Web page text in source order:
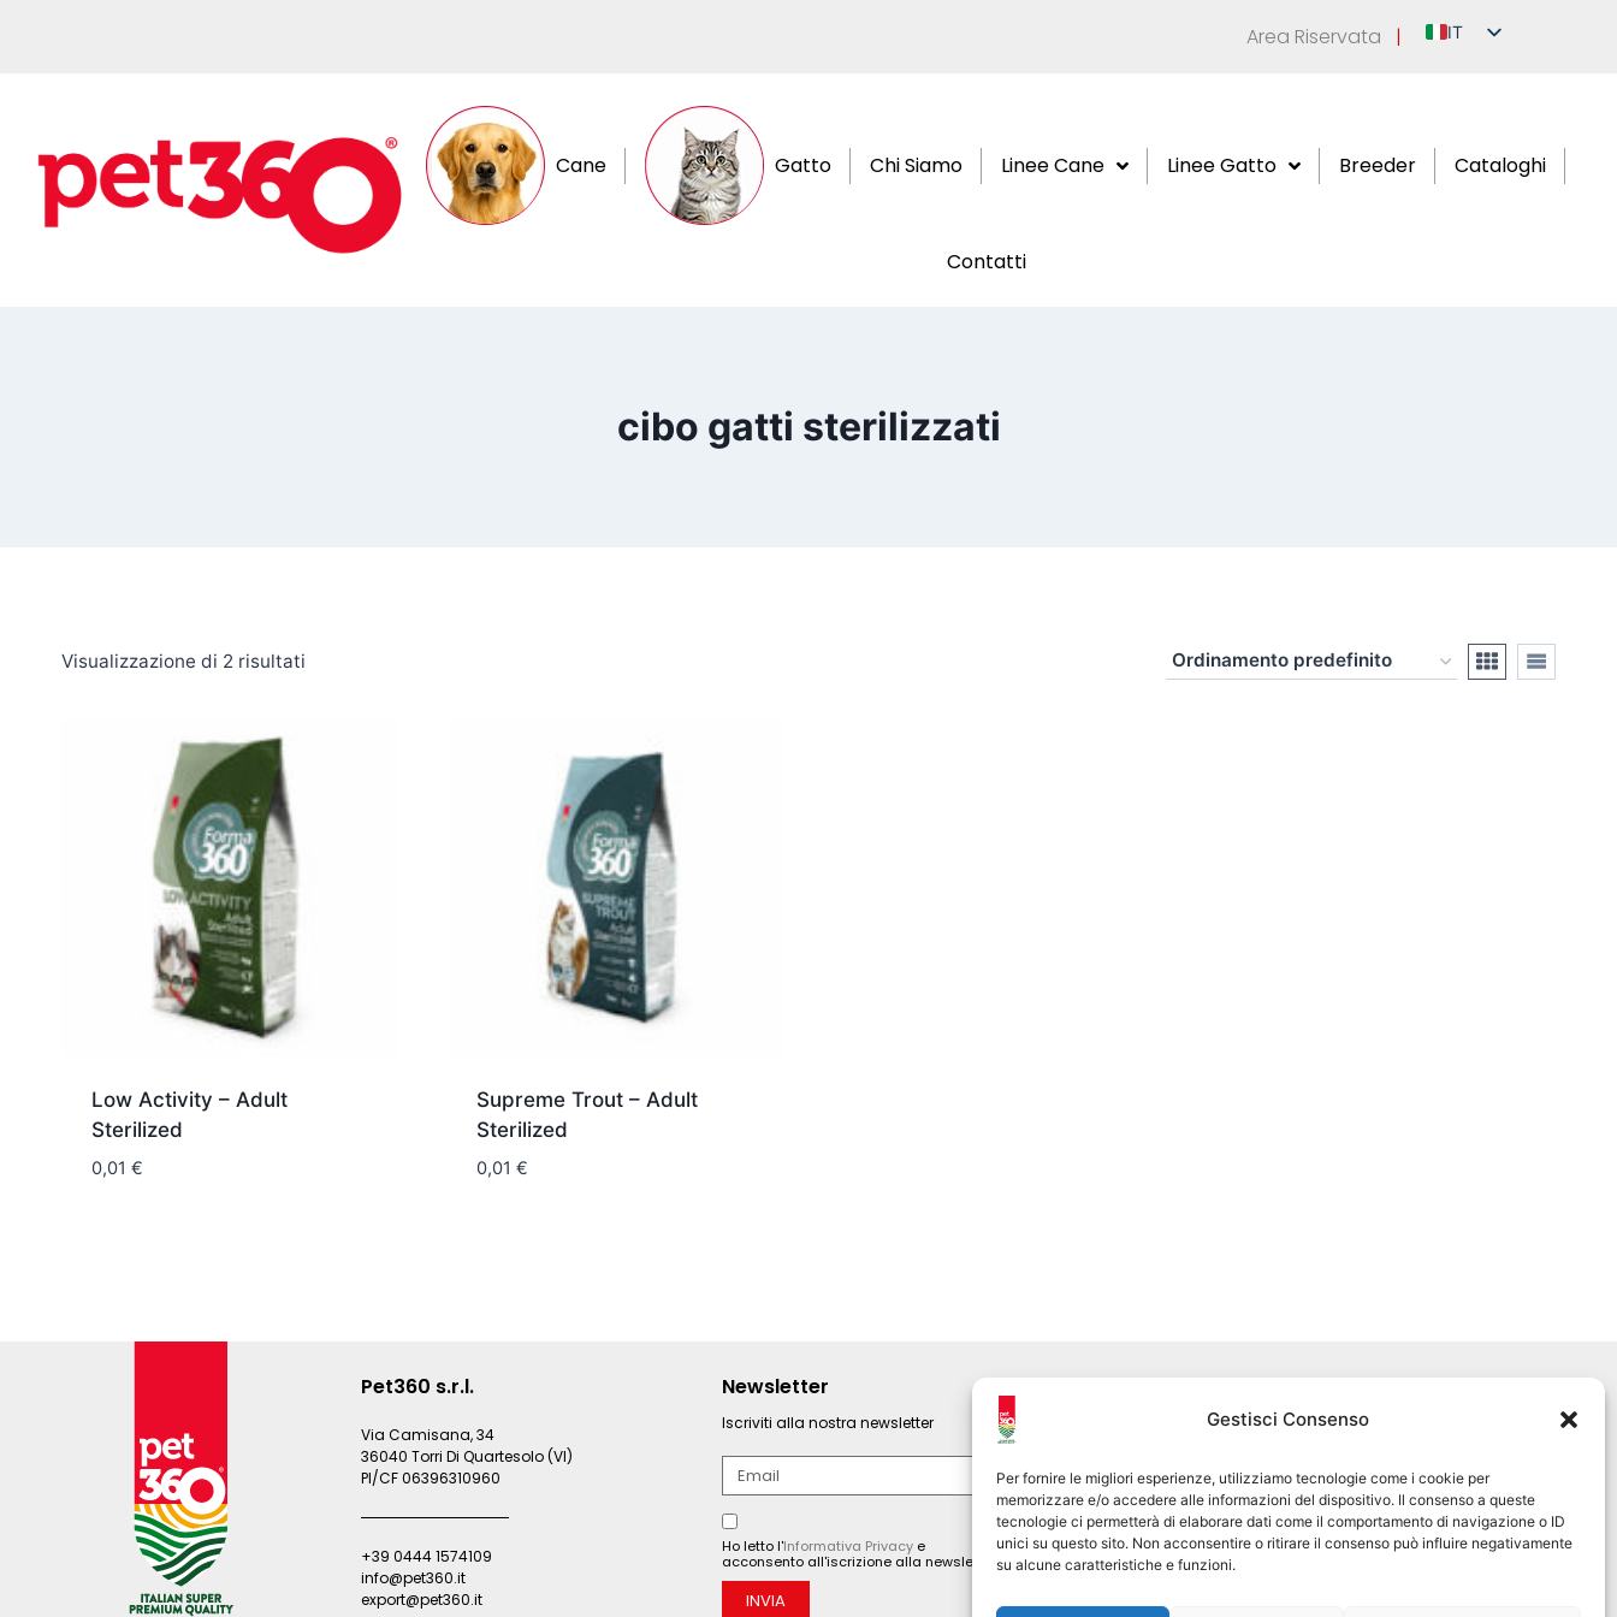
Gestisci Consenso
Per fornire le migliori esperienze, utilizziamo tecnologie come i cookie per
memorizzare e/o accedere alle informazioni del dispositivo. Il consenso a queste
tecnologie ci permetterà di elaborare dati come il comportamento di navigazione o ID
unici su questo sito. Non acconsentire o ritirare il consenso può influire negativamente
su alcune caratteristiche e funzioni.
Area Riservata |
IT
Cane Gatto Chi Siamo Linee Cane Linee Gatto Breeder Cataloghi
Contatti
cibo gatti sterilizzati
Visualizzazione di 2 risultati
Low Activity – Adult
Sterilized
0,01 €
Supreme Trout – Adult
Sterilized
0,01 €
Pet360 s.r.l.
Via Camisana, 34
36040 Torri Di Quartesolo (VI)
PI/CF 06396310960
+39 0444 1574109
info@pet360.it
export@pet360.it
Newsletter
Iscriviti alla nostra newsletter
Ho letto l'Informativa Privacy e
acconsento all'iscrizione alla newsletter.
INVIA
pet360official
@pet360_official
pet breeder channel